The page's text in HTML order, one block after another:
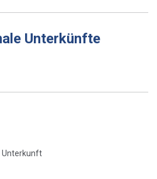
Unterkünfte
Unterkunft